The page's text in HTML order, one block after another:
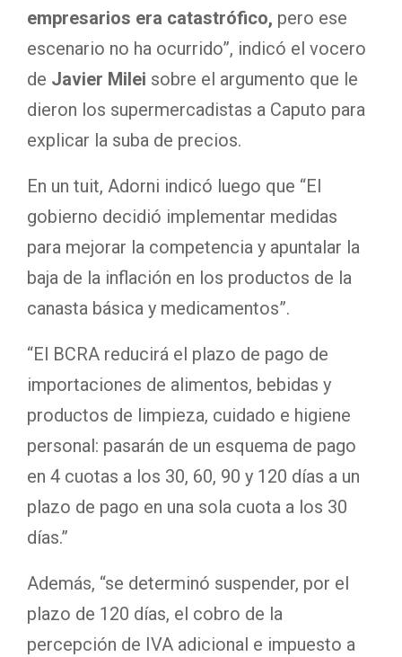
empresarios era catastrófico, pero ese
escenario no ha ocurrido”, indicó el vocero
de Javier Milei sobre el argumento que le
dieron los supermercadistas a Caputo para
explicar la suba de precios.
En un tuit, Adorni indicó luego que “El
gobierno decidió implementar medidas
para mejorar la competencia y apuntalar la
baja de la inflación en los productos de la
canasta básica y medicamentos”.
“El BCRA reducirá el plazo de pago de
importaciones de alimentos, bebidas y
productos de limpieza, cuidado e higiene
personal: pasarán de un esquema de pago
en 4 cuotas a los 30, 60, 90 y 120 días a un
plazo de pago en una sola cuota a los 30
días.”
Además, “se determinó suspender, por el
plazo de 120 días, el cobro de la
percepción de IVA adicional e impuesto a